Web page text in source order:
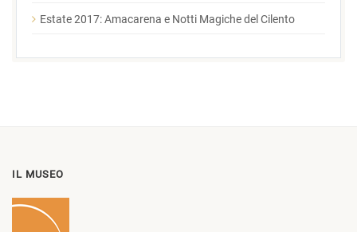
Estate 2017: Amacarena e Notti Magiche del Cilento
IL MUSEO